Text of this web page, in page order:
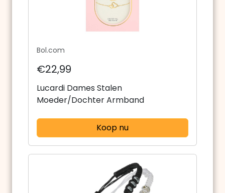
Bol.com
€22,99
Lucardi Dames Stalen
Moeder/Dochter Armband
Koop nu